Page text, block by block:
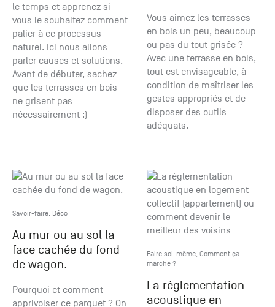
le temps et apprenez si
vous le souhaitez comment
palier à ce processus
naturel. Ici nous allons
parler causes et solutions.
Avant de débuter, sachez
que les terrasses en bois
ne grisent pas
nécessairement :)
Vous aimez les terrasses
en bois un peu, beaucoup
ou pas du tout grisée ?
Avec une terrasse en bois,
tout est envisageable, à
condition de maîtriser les
gestes appropriés et de
disposer des outils
adéquats.
Savoir-faire, Déco
Au mur ou au sol la
face cachée du fond
de wagon.
Pourquoi et comment
apprivoiser ce parquet ? On
Faire soi-même, Comment ça
marche ?
La réglementation
acoustique en